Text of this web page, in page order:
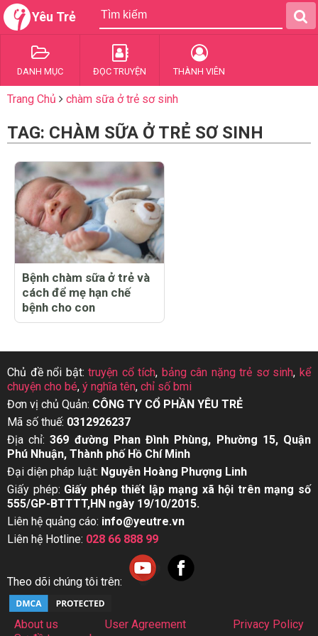
Yêu Trẻ
DANH MỤC ĐỌC TRUYỆN THÀNH VIÊN
Trang Chủ chàm sữa ở trẻ sơ sinh
TAG: CHÀM SỮA Ở TRẺ SƠ SINH
Bệnh chàm sữa ở trẻ và
cách để mẹ hạn chế
bệnh cho con
Chủ đề nổi bật:truyện cổ tích, bảng cân nặng trẻ sơ sinh,kể
chuyện cho bé, ý nghĩa tên, chỉ số bmi
Đơn vị chủ Quản: CÔNG TY CỔ PHẦN YÊU TRẺ
Mã số thuế: 0312926237
Địa chỉ:369 đường Phan Đình Phùng, Phường 15, Quận
Phú Nhuận, Thành phố Hồ Chí Minh
Đại diện pháp luật: Nguyễn Hoàng Phượng Linh
Giấy phép: Giấy phép thiết lập mạng xã hội trên mạng số
555/GP-BTTTT,HN ngày 19/10/2015.
Liên hệ quảng cáo: info@yeutre.vn
Liên hệ Hotline: 028 66 888 99
Theo dõi chúng tôi trên:
About us User Agreement
Privacy Policy